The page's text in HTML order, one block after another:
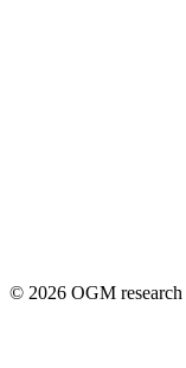
© 2026 OGM